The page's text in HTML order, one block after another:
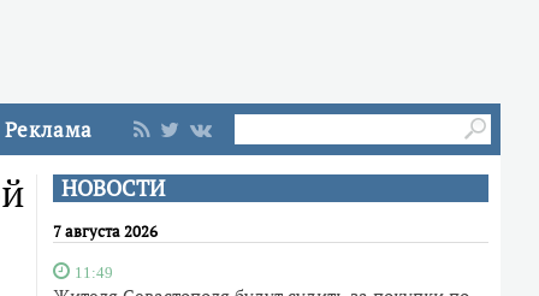
Реклама
НОВОСТИ
7 августа 2026
11:49